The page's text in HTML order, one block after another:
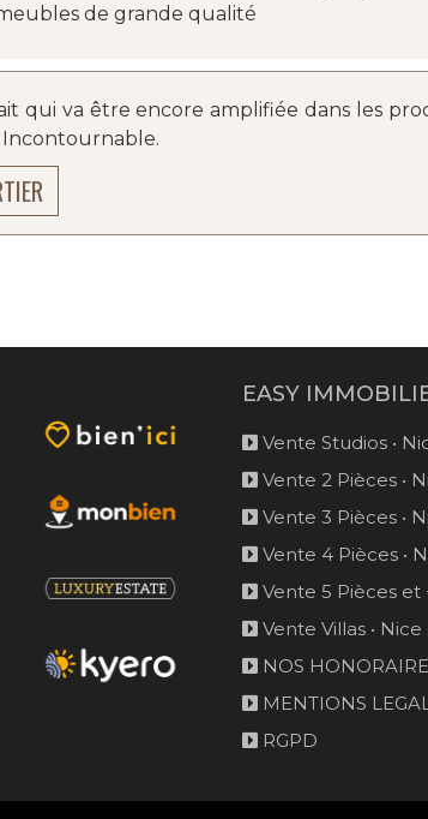
de grande qualité
qui va être encore amplifiée dans les
Incontournable.
EASY
Vente Studios •
Vente 2 Pièces •
Vente 3 Pièces •
Vente 4 Pièces •
Vente 5 Pièces et
Vente Villas • Nice
NOS
MENTIONS
RGPD